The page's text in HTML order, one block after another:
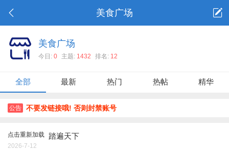
美食广场
美食广场
今日: 0 主题: 1432 排名: 12
全部 最新 热门 热帖 精华
公告 不要发链接哦! 否则封禁账号
点击重新加载 踏遍天下
2026-7-12